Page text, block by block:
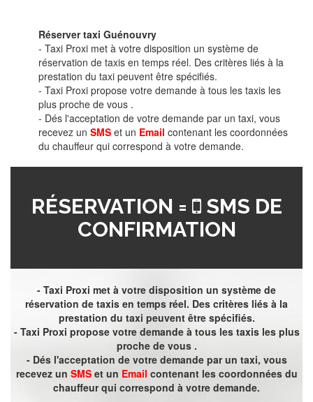
Réserver taxi Guénouvry
- Taxi Proxi met à votre disposition un système de
réservation de taxis en temps réel. Des critères liés à la
prestation du taxi peuvent être spécifiés.
- Taxi Proxi propose votre demande à tous les taxis les
plus proche de vous .
- Dés l'acceptation de votre demande par un taxi, vous
recevez un SMS et un Email contenant les coordonnées
du chauffeur qui correspond à votre demande.
RÉSERVATION =
SMS DE
CONFIRMATION
- Taxi Proxi met à votre disposition un système de
réservation de taxis en temps réel. Des critères liés à la
prestation du taxi peuvent être spécifiés.
- Taxi Proxi propose votre demande à tous les taxis les plus
proche de vous .
- Dés l'acceptation de votre demande par un taxi, vous
recevez un SMSet un Email contenant les coordonnées du
chauffeur qui correspond à votre demande.